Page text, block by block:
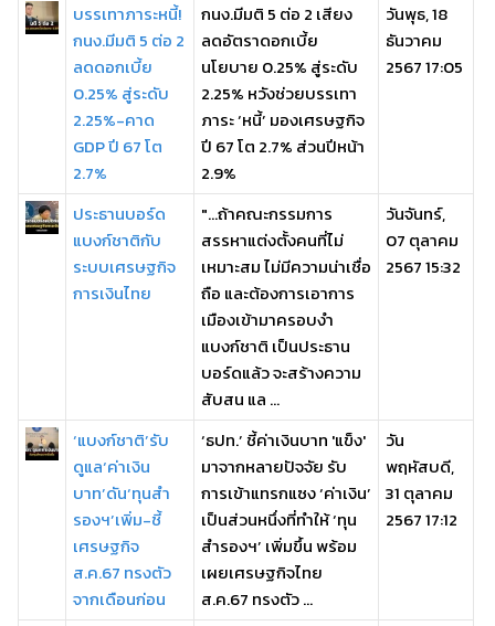
บรรเทาภาระหนี้!
กนง.มีมติ 5 ต่อ 2
ลดดอกเบี้ย
0.25% สู่ระดับ
2.25%-คาด
GDP ปี 67 โต
2.7%
กนง.มีมติ 5 ต่อ 2 เสียง
ลดอัตราดอกเบี้ย
นโยบาย 0.25% สู่ระดับ
2.25% หวังช่วยบรรเทา
ภาระ ‘หนี้’ มองเศรษฐกิจ
ปี 67 โต 2.7% ส่วนปีหน้า
2.9%
วันพุธ, 18
ธันวาคม
2567 17:05
ประธานบอร์ด
แบงก์ชาติกับ
ระบบเศรษฐกิจ
การเงินไทย
"...ถ้าคณะกรรมการ
สรรหาแต่งตั้งคนที่ไม่
เหมาะสม ไม่มีความน่าเชื่อ
ถือ และต้องการเอาการ
เมืองเข้ามาครอบงำ
แบงก์ชาติ เป็นประธาน
บอร์ดแล้ว จะสร้างความ
สับสน แล ...
วันจันทร์,
07 ตุลาคม
2567 15:32
‘แบงก์ชาติ’รับ
ดูแล‘ค่าเงิน
บาท’ดัน‘ทุนสำ
รองฯ’เพิ่ม-ชี้
เศรษฐกิจ
ส.ค.67 ทรงตัว
จากเดือนก่อน
‘ธปท.’ ชี้ค่าเงินบาท 'แข็ง'
มาจากหลายปัจจัย รับ
การเข้าแทรกแซง ‘ค่าเงิน’
เป็นส่วนหนึ่งที่ทำให้ ‘ทุน
สำรองฯ’ เพิ่มขึ้น พร้อม
เผยเศรษฐกิจไทย
ส.ค.67 ทรงตัว ...
วัน
พฤหัสบดี,
31 ตุลาคม
2567 17:12